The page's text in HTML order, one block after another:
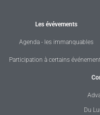
Les évévements
Agenda - les immanquables
Participation à certains
Du